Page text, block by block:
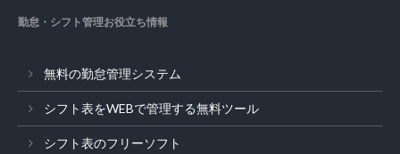
勤怠・シフト管理お役立ち情報
無料の勤怠管理システム
シフト表をWEBで管理する無料ツール
シフト表のフリーソフト